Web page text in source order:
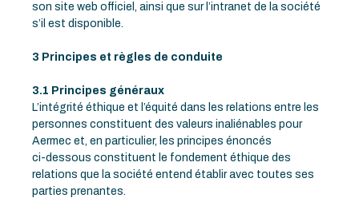
son site web officiel, ainsi que sur l’intranet de la société
s’il est disponible.
3 Principes et règles de conduite
3.1 Principes généraux
L’intégrité éthique et l’équité dans les relations entre les
personnes constituent des valeurs inaliénables pour
Aermec et, en particulier, les principes énoncés
ci-dessous constituent le fondement éthique des
relations que la société entend établir avec toutes ses
parties prenantes.